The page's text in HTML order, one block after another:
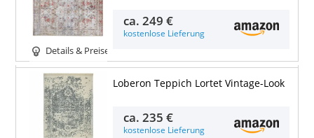
Details & Preise
ca.249 €
kostenlose Lieferung
Loberon Teppich Lortet Vintage-Look
ca.235 €
kostenlose Lieferung